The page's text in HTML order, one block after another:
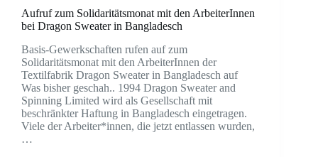
Aufruf zum Solidaritätsmonat mit den ArbeiterInnen
bei Dragon Sweater in Bangladesch
Basis-Gewerkschaften rufen auf zum
Solidaritätsmonat mit den ArbeiterInnen der
Textilfabrik Dragon Sweater in Bangladesch auf
Was bisher geschah.. 1994 Dragon Sweater and
Spinning Limited wird als Gesellschaft mit
beschränkter Haftung in Bangladesch eingetragen.
Viele der Arbeiter*innen, die jetzt entlassen wurden,
…